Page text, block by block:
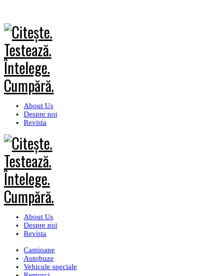
About Us
Despre noi
Revista
About Us
Despre noi
Revista
Camioane
Autobuze
Vehicule speciale